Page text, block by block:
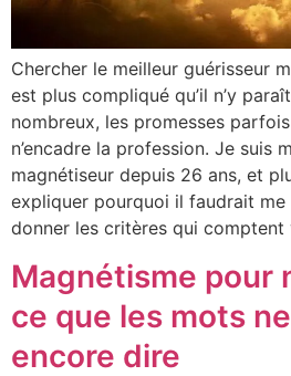
Chercher le meilleur guérisseur
est plus compliqué qu’il n’y
nombreux, les promesses
n’encadre la profession. Je suis
magnétiseur depuis 26 ans, et
expliquer pourquoi il faudrait
donner les critères qui
Magnétisme pour
ce que les mots
encore dire